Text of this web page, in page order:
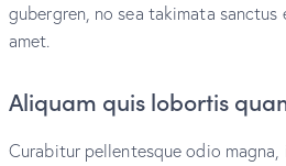
gubergren, no sea takimata
amet.
Aliquam quis lobortis
Curabitur pellentesque odio magna,